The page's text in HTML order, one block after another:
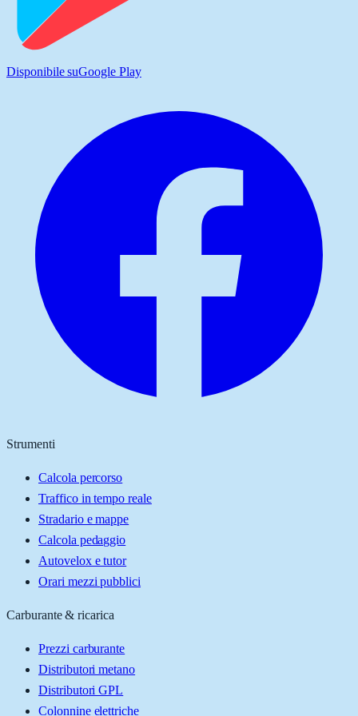
Disponibile suGoogle Play
Strumenti
Calcola percorso
Traffico in tempo reale
Stradario e mappe
Calcola pedaggio
Autovelox e tutor
Orari mezzi pubblici
Carburante & ricarica
Prezzi carburante
Distributori metano
Distributori GPL
Colonnine elettriche